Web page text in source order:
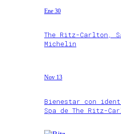
Ene 30
The Ritz-Carlton,
Michelin
Nov 13
Bienestar con
Spa de The Ritz-